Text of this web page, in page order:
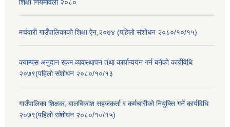
शिक्षा नियमावली २०८०
मर्चवारी गाउँपालिकाको शिक्षा ऐन,२०७४ (पहिलो संशोधन २०८०/१०/१५)
क्याम्पस अनुदान रकम व्यवस्थापन तथा कार्यान्वयन गर्न बनेको कार्यविधि
२०७९(पहिलो संशोधन २०८०/१०/१३
गाउँपालिका शिक्षक, बालविकाश सहजकर्ता र कर्मचारीको नियुक्ति गर्ने कार्यविधि
२०७९(पहिलो संशोधन २०८०/१०/१५)